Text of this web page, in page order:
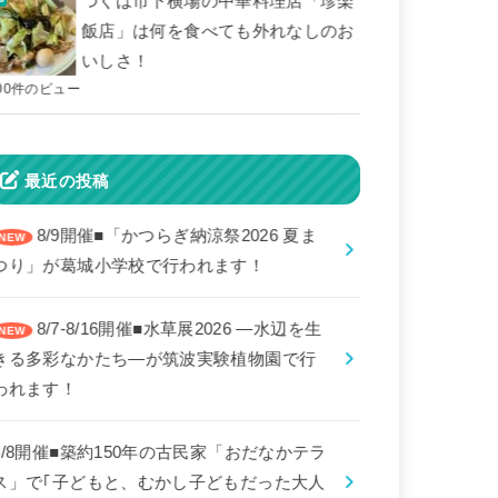
飯店」は何を食べても外れなしのお
いしさ！
件のビュー
最近の投稿
8/9開催■「かつらぎ納涼祭2026 夏ま
り」が葛城小学校で行われます！
8/7-8/16開催■水草展2026 ―水辺を生
る多彩なかたち―が筑波実験植物園で行
れます！
8開催■築約150年の古民家「おだなかテラ
」で｢子どもと、むかし子どもだった大人